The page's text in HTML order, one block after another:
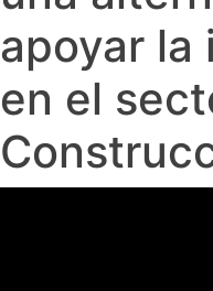
apoyar la
en el